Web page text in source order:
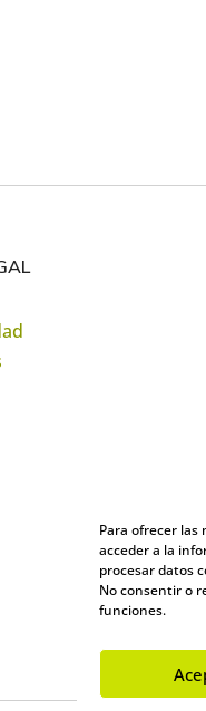
Para ofrecer las
acceder a la
procesar datos
No consentir o
funciones.